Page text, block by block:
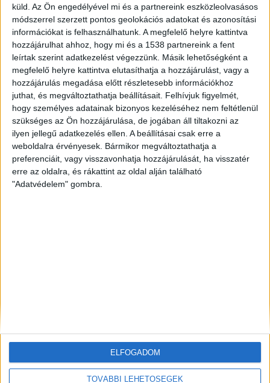
küld. Az Ön engedélyével mi és a partnereink eszközleolvasásos
módszerrel szerzett pontos geolokációs adatokat és azonosítási
információkat is felhasználhatunk. A megfelelő helyre kattintva
hozzájárulhat ahhoz, hogy mi és a 1538 partnereink a fent
leírtak szerint adatkezelést végezzünk. Másik lehetőségként a
megfelelő helyre kattintva elutasíthatja a hozzájárulást, vagy a
hozzájárulás megadása előtt részletesebb információkhoz
juthat, és megváltoztathatja beállításait. Felhívjuk figyelmét,
hogy személyes adatainak bizonyos kezeléséhez nem feltétlenül
szükséges az Ön hozzájárulása, de jogában áll tiltakozni az
ilyen jellegű adatkezelés ellen. A beállításai csak erre a
weboldalra érvényesek. Bármikor megváltoztathatja a
preferenciáit, vagy visszavonhatja hozzájárulását, ha visszatér
erre az oldalra, és rákattint az oldal alján található
"Adatvédelem" gombra.
TOVÁBBI LEHETŐSÉGEK
ELFOGADOM
FRISS HÍREK
ZÖLDINFÓ 16 óra telt el a létrehozás óta
új program támogatja a magyar kkv-k fenntartható
működését
ZÖLDINFÓ 18 óra telt el a létrehozás óta
A klímaváltozás új korszakot nyit a Dunán: a jövő
vízgazdálkodásához új szemléletre lesz szükség
ZÖLDINFÓ 18 óra telt el a létrehozás óta
Hőségriasztás Magyarországon: emelkedik a Duna,
miközben rekordközeli a rendszerterhelés
ZÖLD KÖZLEKEDÉS